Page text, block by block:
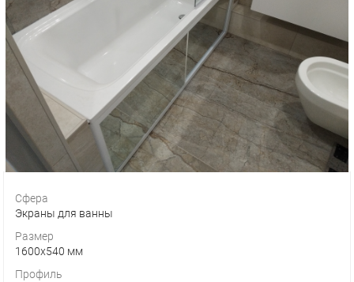
Сфера
Экраны для ванны
Размер
1600х540 мм
Профиль